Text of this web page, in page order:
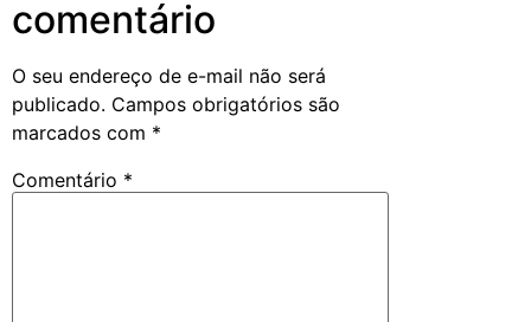
comentário
O seu endereço de e-mail não será
publicado. Campos obrigatórios são
marcados com *
Comentário *